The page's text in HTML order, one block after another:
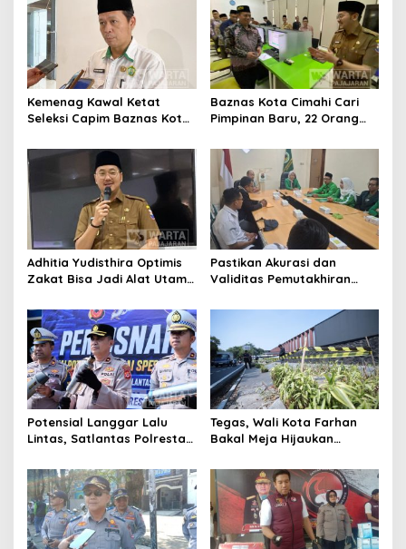
Kemenag Kawal Ketat
Seleksi Capim Baznas Kota
Komisioner Baznas
Berintegritas
Baznas Kota Cimahi Cari
Pimpinan Baru, 22 Orang
Adhitia Yudisthira Optimis
Zakat Bisa Jadi Alat Utama
Kota Cimahi
Pastikan Akurasi dan
Validitas Pemutakhiran
Cimahi Lakukan
Potensial Langgar Lalu
Lintas, Satlantas Polresta
Motor Berknalpot Brong
Tegas, Wali Kota Farhan
Bakal Meja Hijaukan
Riau